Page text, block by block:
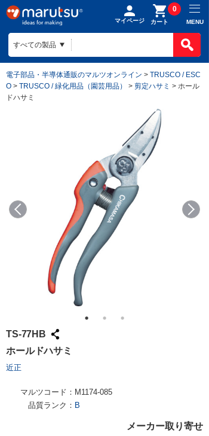
マイページ カート
0
MENU
電子部品・半導体通販のマルツオンライン > TRUSCO / ESC
O > TRUSCO / 緑化用品（園芸用品） > 剪定ハサミ > ホール
ドハサミ
TS-77HB
ホールドハサミ
近正
マルツコード： M1174-085
品質ランク： B
メーカー取り寄せ